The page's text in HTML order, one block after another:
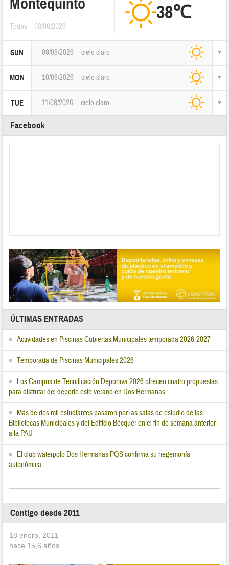
Today 08/08/2026
38℃
SUN 09/08/2026 cielo claro
MON 10/08/2026 cielo claro
TUE 11/08/2026 cielo claro
Facebook
ÚLTIMAS ENTRADAS
Actividades en Piscinas Cubiertas Municipales temporada 2026-2027
Temporada de Piscinas Municipales 2026
Los Campus de Tecnificación Deportiva 2026 ofrecen cuatro propuestas
para disfrutar del deporte este verano en Dos Hermanas
Más de dos mil estudiantes pasaron por las salas de estudio de las
Bibliotecas Municipales y del Edificio Bécquer en el fin de semana anterior
a la PAU
El club waterpolo Dos Hermanas PQS confirma su hegemonía
autonómica
Contigo desde 2011
18 enero, 2011
hace 15,6 años.